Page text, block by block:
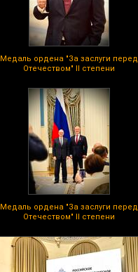
Медаль ордена "За заслуги перед
Отечеством" II степени
Медаль ордена "За заслуги перед
Отечеством" II степени